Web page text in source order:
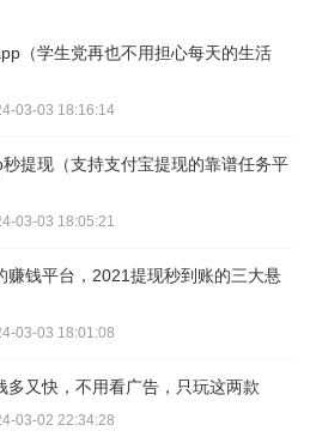
（学生党再也不用担心每天的生活
03-03 18:16:14
提现（支持支付宝提现的靠谱任务平
03-03 18:05:21
赚钱平台，2021提现秒到账的三大悬
03-03 18:01:08
多又快，不用看广告，只玩这两款
03-02 22:34:28